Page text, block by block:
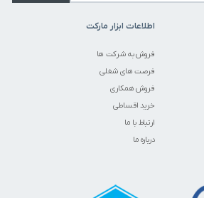
اطلاعات ابزار مارکت
فروش به شرکت ها
فرصت های شغلی
فروش همکاری
خرید اقساطی
ارتباط با ما
درباره ما